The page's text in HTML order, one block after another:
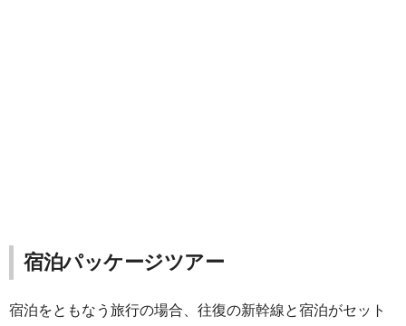
宿泊パッケージツアー
宿泊をともなう旅行の場合、往復の新幹線と宿泊がセット